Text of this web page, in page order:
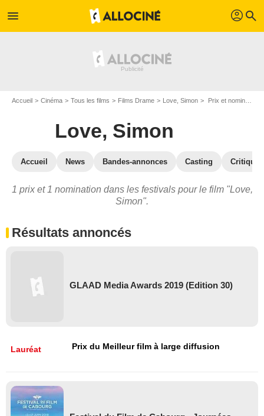
menu profil search
Accueil Cinéma Tous les films Films Drame Love, Simon Prix et nominations pour Love, Simon
Love, Simon
Accueil News Bandes-annonces Casting
1 prix et 1 nomination dans les festivals pour le film "Love,
Simon".
Résultats annoncés
GLAAD Media Awards 2019 (Edition 30)
Lauréat Prix du Meilleur film à large diffusion